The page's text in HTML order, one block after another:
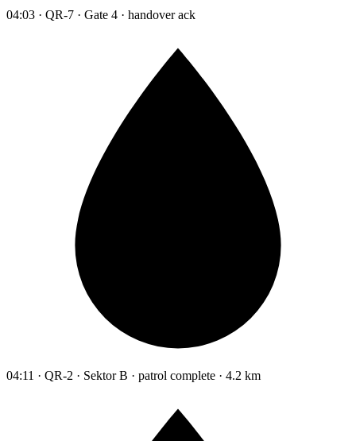
04:03 · QR-7 · Gate 4 · handover ack
04:11 · QR-2 · Sektor B · patrol complete · 4.2 km